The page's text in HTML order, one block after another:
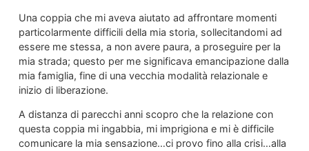
Una coppia che mi aveva aiutato ad affrontare momenti
particolarmente difficili della mia storia, sollecitandomi ad
essere me stessa, a non avere paura, a proseguire per la
mia strada; questo per me significava emancipazione dalla
mia famiglia, fine di una vecchia modalità relazionale e
inizio di liberazione.
A distanza di parecchi anni scopro che la relazione con
questa coppia mi ingabbia, mi imprigiona e mi è difficile
comunicare la mia sensazione…ci provo fino alla crisi…alla